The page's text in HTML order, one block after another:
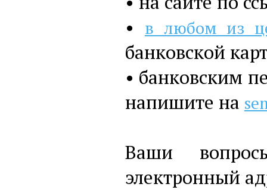
• в любом из
банковской
• банковским
напишите на
Ваши
электронный